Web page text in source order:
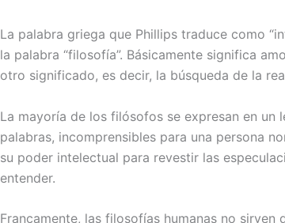
La palabra griega que Phillips traduce como
la palabra “filosofía”. Básicamente significa
otro significado, es decir, la búsqueda de la
La mayoría de los filósofos se expresan en un
palabras, incomprensibles para una persona
su poder intelectual para revestir las
entender.
Francamente, las filosofías humanas no